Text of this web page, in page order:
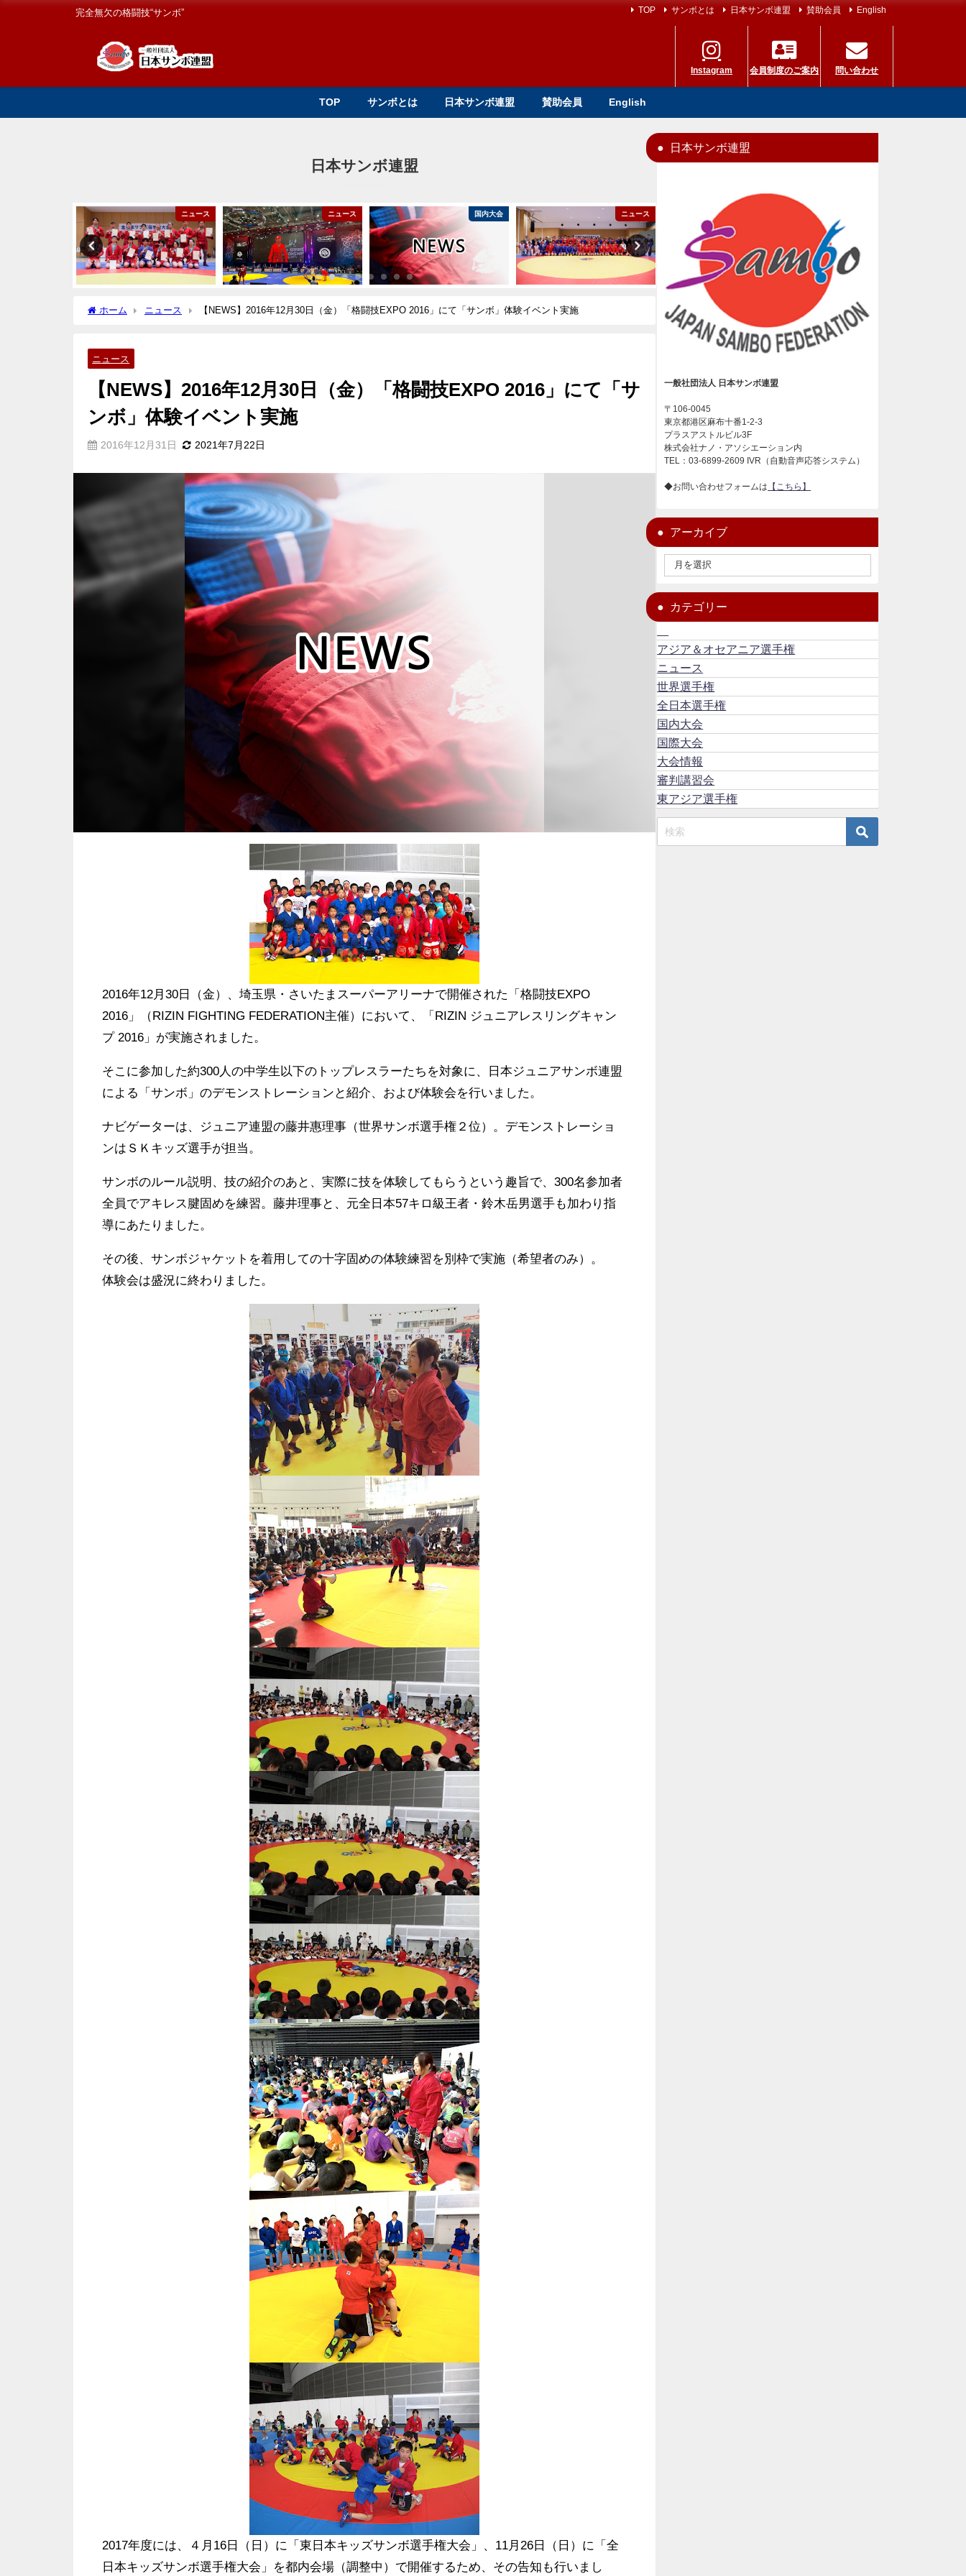
完全無欠の格闘技“サンボ” TOP サンボとは 日本サンボ連盟 賛助会員 English
Instagram 会員制度のご案内 問い合わせ
TOP サンボとは 日本サンボ連盟 賛助会員 English
日本サンボ連盟
ニュース ニュース 国内大会 ニュース
ホーム ニュース 【NEWS】2016年12月30日（金）「格闘技EXPO 2016」にて「サンボ」体験イベント実施
ニュース
【NEWS】2016年12月30日（金）「格闘技EXPO 2016」にて「サ
ンボ」体験イベント実施
2016年12月31日 2021年7月22日
2016年12月30日（金）、埼玉県・さいたまスーパーアリーナで開催された「格闘技EXPO
2016」（RIZIN FIGHTING FEDERATION主催）において、「RIZIN ジュニアレスリングキャン
プ 2016」が実施されました。
そこに参加した約300人の中学生以下のトップレスラーたちを対象に、日本ジュニアサンボ連盟
による「サンボ」のデモンストレーションと紹介、および体験会を行いました。
ナビゲーターは、ジュニア連盟の藤井惠理事（世界サンボ選手権２位）。デモンストレーショ
ンはＳＫキッズ選手が担当。
サンボのルール説明、技の紹介のあと、実際に技を体験してもらうという趣旨で、300名参加者
全員でアキレス腱固めを練習。藤井理事と、元全日本57キロ級王者・鈴木岳男選手も加わり指
導にあたりました。
その後、サンボジャケットを着用しての十字固めの体験練習を別枠で実施（希望者のみ）。
体験会は盛況に終わりました。
2017年度には、４月16日（日）に「東日本キッズサンボ選手権大会」、11月26日（日）に「全
日本キッズサンボ選手権大会」を都内会場（調整中）で開催するため、その告知も行いまし
日本サンボ連盟
一般社団法人 日本サンボ連盟
〒106-0045
東京都港区麻布十番1-2-3
プラスアストルビル3F
株式会社ナノ・アソシエーション内
TEL：03-6899-2609 IVR（自動音声応答システム）
◆お問い合わせフォームは 【こちら】
アーカイブ
カテゴリー
アジア＆オセアニア選手権
ニュース
世界選手権
全日本選手権
国内大会
国際大会
大会情報
審判講習会
東アジア選手権